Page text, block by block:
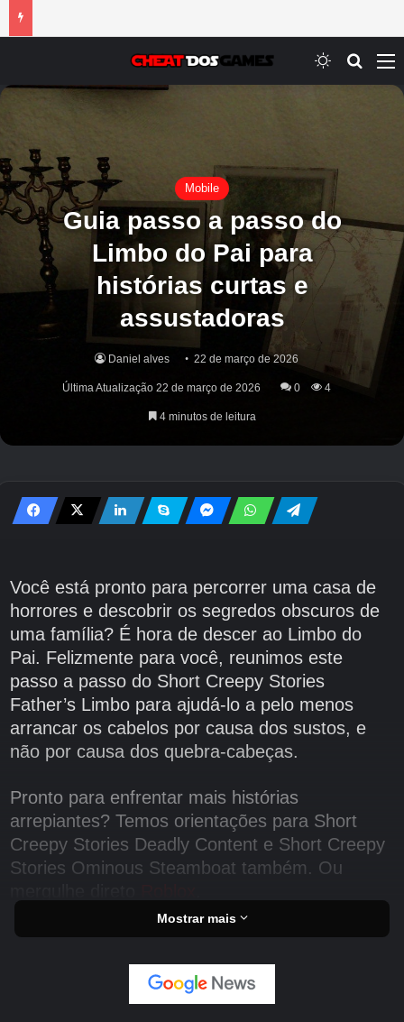
Switch skin
Mobile
Guia passo a passo do
Limbo do Pai para
histórias curtas e
assustadoras
Daniel alves 22 de março de 2026
Última Atualização 22 de março de 2026 0 4
4 minutos de leitura
Você está pronto para percorrer uma casa de
horrores e descobrir os segredos obscuros de
uma família? É hora de descer ao Limbo do
Pai. Felizmente para você, reunimos este
passo a passo do Short Creepy Stories
Father’s Limbo para ajudá-lo a pelo menos
arrancar os cabelos por causa dos sustos, e
não por causa dos quebra-cabeças.
Pronto para enfrentar mais histórias
arrepiantes? Temos orientações para Short
Creepy Stories Deadly Content e Short Creepy
Stories Ominous Steamboat também. Ou
Guia passo a passo do Limbo do
Pai para histórias curtas e
assustadoras
Mostrar mais